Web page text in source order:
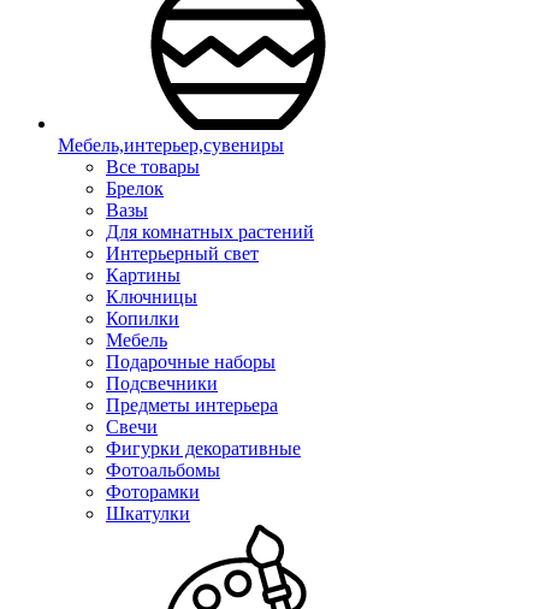
Мебель,интерьер,сувениры
Все товары
Брелок
Вазы
Для комнатных растений
Интерьерный свет
Картины
Ключницы
Копилки
Мебель
Подарочные наборы
Подсвечники
Предметы интерьера
Свечи
Фигурки декоративные
Фотоальбомы
Фоторамки
Шкатулки